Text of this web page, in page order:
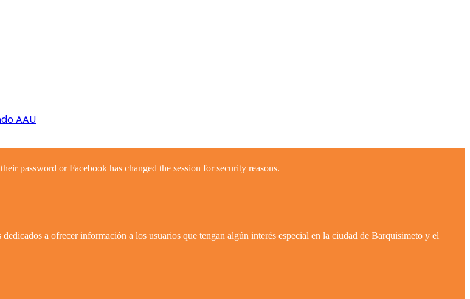
AAU
password or Facebook has changed the session for security reasons.
a ofrecer información a los usuarios que tengan algún interés especial en la ciudad de Barquisimeto y el